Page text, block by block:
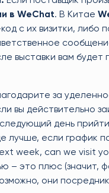
в WeChat. В Китае
с их визитки, либо
выставки вам
за
вы действительно
день
лучше, если график
week, can we visit
– это плюс (значит,
они